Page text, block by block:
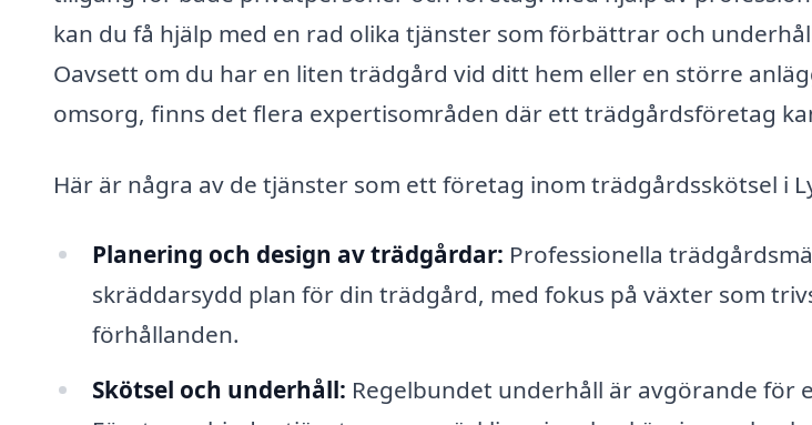
kan du få hjälp med en rad olika tjänster som förbättrar och
Oavsett om du har en liten trädgård vid ditt hem eller en större
omsorg, finns det flera expertisområden där ett trädgårdsföretag
Här är några av de tjänster som ett företag inom trädgårdsskötsel i
Planering och design av trädgårdar: Professionella
skräddarsydd plan för din trädgård, med fokus på växter som
förhållanden.
Skötsel och underhåll: Regelbundet underhåll är avgörande för